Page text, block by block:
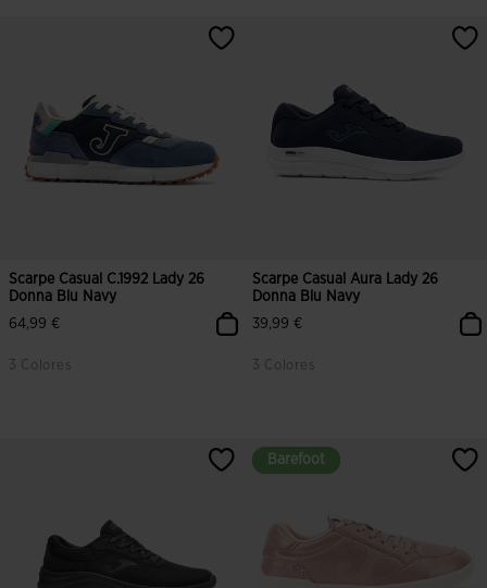
4,3 su 5 valutazione dei clienti 4,2 su 5 valutazione dei clienti
Scarpe Casual C.1992 Lady 26
Donna Blu Navy
64,99 €
3 Colores
3,3 su 5 valutazione dei clienti
Scarpe Casual Aura Lady 26
Donna Blu Navy
39,99 €
3 Colores
4,2 su 5 valutazione dei clienti
Barefoot
Barefoot